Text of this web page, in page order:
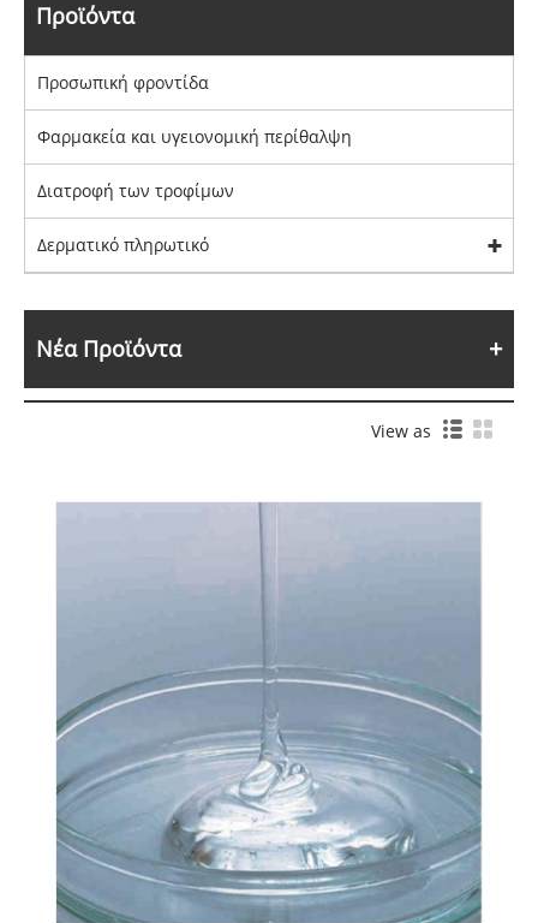
Προϊόντα
Προσωπική φροντίδα
Φαρμακεία και υγειονομική περίθαλψη
Διατροφή των τροφίμων
Δερματικό πληρωτικό
Νέα Προϊόντα
View as